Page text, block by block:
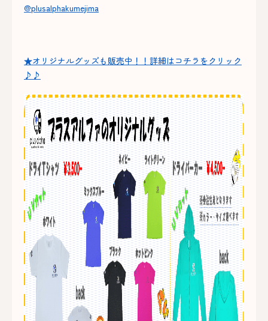
@plusalphakumejima
★オリジナルグッズも販売中！！詳細はコチラをクリック
♪♪